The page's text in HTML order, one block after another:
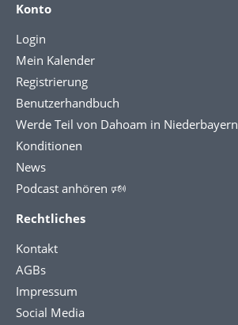
Konto
Login
Mein Kalender
Registrierung
Benutzerhandbuch
Werde Teil von Dahoam in Niederbayern
Konditionen
News
Podcast anhören 🕬
Rechtliches
Kontakt
AGBs
Impressum
Social Media